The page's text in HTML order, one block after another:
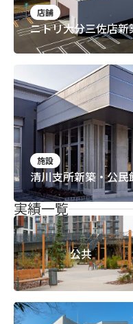
店舗
ニトリ大分三佐店新
施設
清川支所新築・公
実績一覧
公共